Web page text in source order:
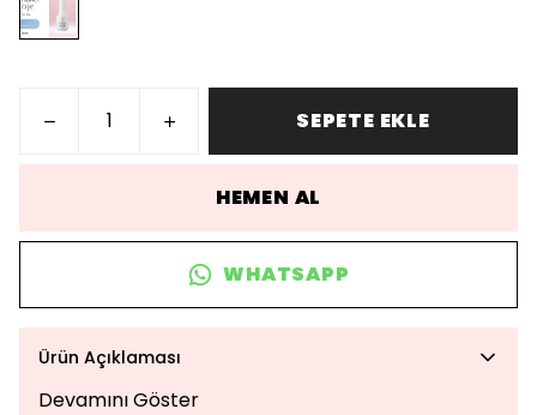
SEPETE EKLE
HEMEN AL
WHATSAPP
Ürün Açıklaması
Devamını Göster